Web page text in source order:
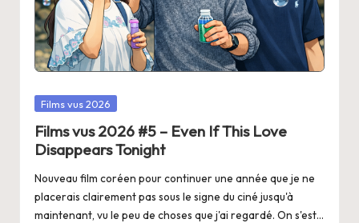
Posted
Films vus 2026
Films vus 2026 #5 – Even If This Love
Disappears Tonight
Nouveau film coréen pour continuer une année que je ne
placerais clairement pas sous le signe du ciné jusqu'à
maintenant, vu le peu de choses que j'ai regardé. On s'est…